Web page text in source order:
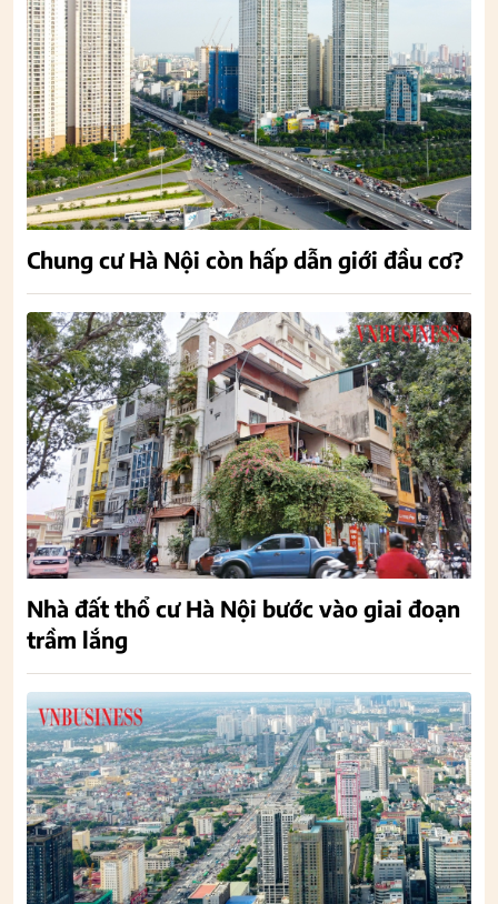
Chung cư Hà Nội còn hấp dẫn giới đầu cơ?
Nhà đất thổ cư Hà Nội bước vào giai đoạn
trầm lắng